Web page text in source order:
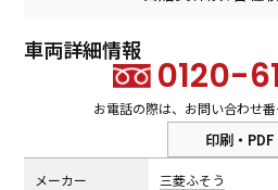
車両詳細情報
メーカー 三菱ふそう
0120-
お電話の際は、お問い合わせ
印刷・PDF